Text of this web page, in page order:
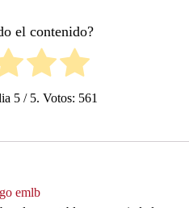
el contenido?
5/ 5. Votos: 561